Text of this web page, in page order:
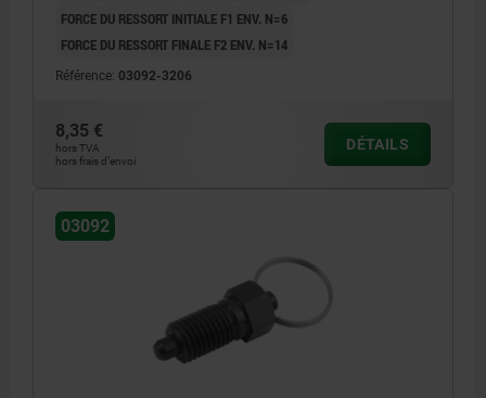
FORCE DU RESSORT INITIALE F1 ENV. N=6
FORCE DU RESSORT FINALE F2 ENV. N=14
Référence: 03092-3206
8,35 €
hors TVA
hors frais d’envoi
DÉTAILS
03092